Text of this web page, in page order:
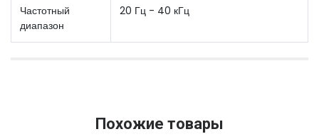
Частотный
диапазон
20 Гц - 40 кГц
Похожие товары